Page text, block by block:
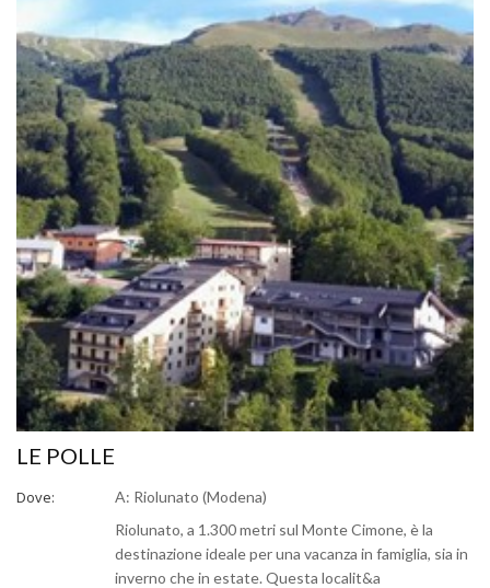
LE POLLE
Dove:
A: Riolunato (Modena)
Riolunato, a 1.300 metri sul Monte Cimone, è la
destinazione ideale per una vacanza in famiglia, sia in
inverno che in estate. Questa localit&a